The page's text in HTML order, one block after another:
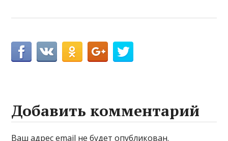
Добавить комментарий
Ваш адрес email не будет опубликован.